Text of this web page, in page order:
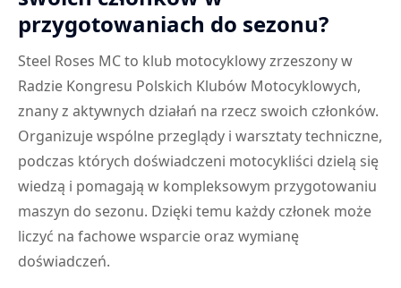
przygotowaniach do sezonu?
Steel Roses MC to klub motocyklowy zrzeszony w
Radzie Kongresu Polskich Klubów Motocyklowych,
znany z aktywnych działań na rzecz swoich członków.
Organizuje wspólne przeglądy i warsztaty techniczne,
podczas których doświadczeni motocykliści dzielą się
wiedzą i pomagają w kompleksowym przygotowaniu
maszyn do sezonu. Dzięki temu każdy członek może
liczyć na fachowe wsparcie oraz wymianę
doświadczeń.